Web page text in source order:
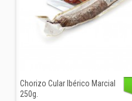
Chorizo Cular Ibérico Marcial
250g.